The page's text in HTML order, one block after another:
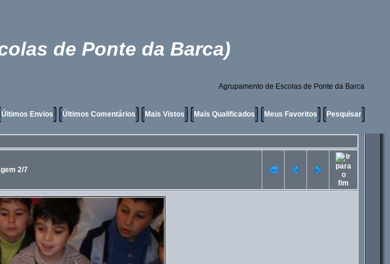
de Ponte da Barca)
Agrupamento de Escolas de Ponte da Barca
Últimos Envios Últimos Comentários Mais Vistos Mais Qualificados Meus Favoritos Pesquisar
2/7